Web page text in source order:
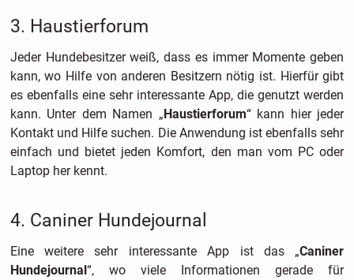
3. Haustierforum
Jeder Hundebesitzer weiß, dass es immer Momente geben
kann, wo Hilfe von anderen Besitzern nötig ist. Hierfür gibt
es ebenfalls eine sehr interessante App, die genutzt werden
kann. Unter dem Namen „Haustierforum“ kann hier jeder
Kontakt und Hilfe suchen. Die Anwendung ist ebenfalls sehr
einfach und bietet jeden Komfort, den man vom PC oder
Laptop her kennt.
4. Caniner Hundejournal
Eine weitere sehr interessante App ist das „Caniner
Hundejournal“, wo viele Informationen gerade für